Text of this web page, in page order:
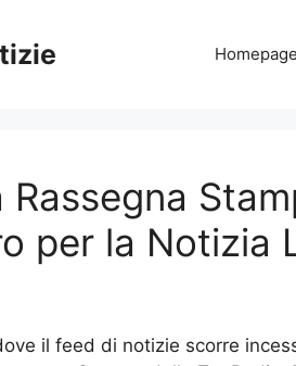
Homepage
per la Notizia
il feed di notizie scorre